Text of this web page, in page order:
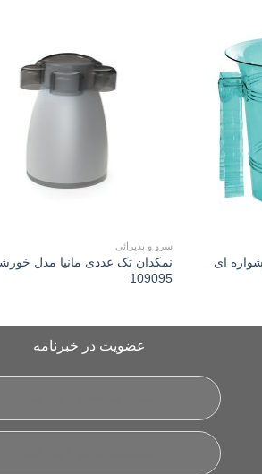
Add to
wishlist
ای
سرو و پذیرائی
نمکدان تک عددی مانیا مدل
109095
عضویت در خبرنامه